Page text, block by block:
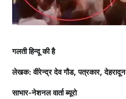
गलती हिन्दू की है
लेखक: वीरेन्द्र देव गौड, पत्रकार, देहरादून
साभार-नेशनल वार्ता ब्यूरो